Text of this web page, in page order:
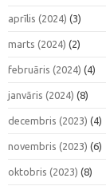
aprīlis (2024) (3)
marts (2024) (2)
februāris (2024) (4)
janvāris (2024) (8)
decembris (2023) (4)
novembris (2023) (6)
oktobris (2023) (8)